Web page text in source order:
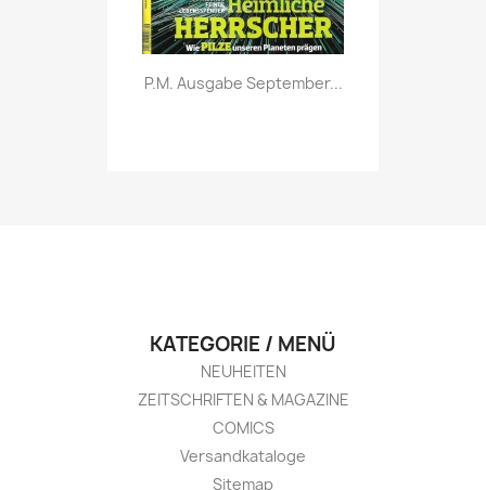
Vorschau
P.M. Ausgabe September...
KATEGORIE / MENÜ
NEUHEITEN
ZEITSCHRIFTEN & MAGAZINE
COMICS
Versandkataloge
Sitemap